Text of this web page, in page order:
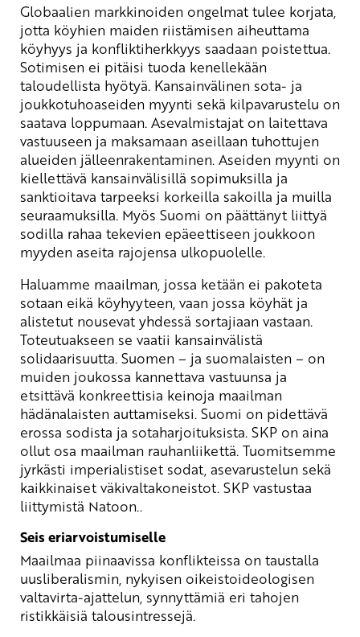
Globaalien markkinoiden ongelmat tulee korjata,
jotta köyhien maiden riistämisen aiheuttama
köyhyys ja konfliktiherkkyys saadaan poistettua.
Sotimisen ei pitäisi tuoda kenellekään
taloudellista hyötyä. Kansainvälinen sota- ja
joukkotuhoaseiden myynti sekä kilpavarustelu on
saatava loppumaan. Asevalmistajat on laitettava
vastuuseen ja maksamaan aseillaan tuhottujen
alueiden jälleenrakentaminen. Aseiden myynti on
kiellettävä kansainvälisillä sopimuksilla ja
sanktioitava tarpeeksi korkeilla sakoilla ja muilla
seuraamuksilla. Myös Suomi on päättänyt liittyä
sodilla rahaa tekevien epäeettiseen joukkoon
myyden aseita rajojensa ulkopuolelle.
Haluamme maailman, jossa ketään ei pakoteta
sotaan eikä köyhyyteen, vaan jossa köyhät ja
alistetut nousevat yhdessä sortajiaan vastaan.
Toteutuakseen se vaatii kansainvälistä
solidaarisuutta. Suomen – ja suomalaisten – on
muiden joukossa kannettava vastuunsa ja
etsittävä konkreettisia keinoja maailman
hädänalaisten auttamiseksi. Suomi on pidettävä
erossa sodista ja sotaharjoituksista. SKP on aina
ollut osa maailman rauhanliikettä. Tuomitsemme
jyrkästi imperialistiset sodat, asevarustelun sekä
kaikkinaiset väkivaltakoneistot. SKP vastustaa
liittymistä Natoon..
Seis eriarvoistumiselle
Maailmaa piinaavissa konflikteissa on taustalla
uusliberalismin, nykyisen oikeistoideologisen
valtavirta-ajattelun, synnyttämiä eri tahojen
ristikkäisiä talousintressejä.